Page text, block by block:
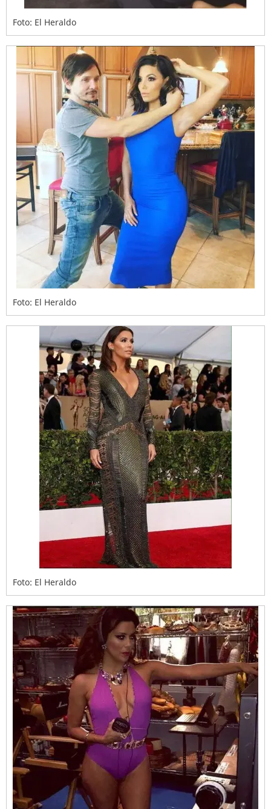
Foto: El Heraldo
Foto: El Heraldo
Foto: El Heraldo